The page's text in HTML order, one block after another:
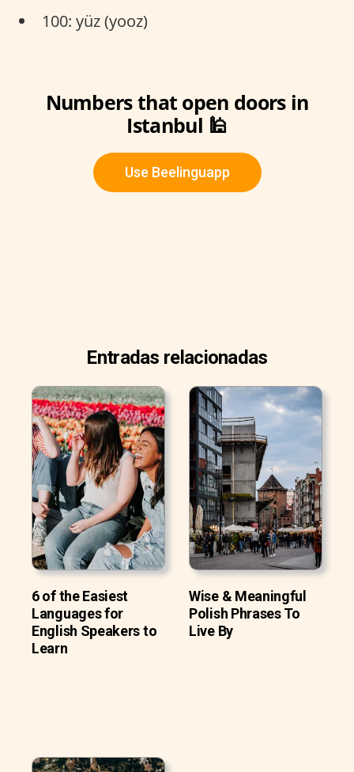
100: yüz (yooz)
Numbers that open doors in
Istanbul 🕌
Use Beelinguapp
Entradas relacionadas
6 of the Easiest
Languages for
English Speakers to
Learn
Wise & Meaningful
Polish Phrases To
Live By